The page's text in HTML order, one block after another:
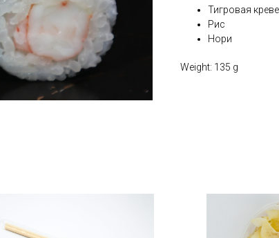
Тигровая
Рис
Нори
Weight: 135 g